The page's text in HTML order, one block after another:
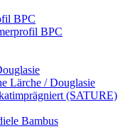
BPC
BPC
Lärche / Douglasie
(SATURE)
Bambus